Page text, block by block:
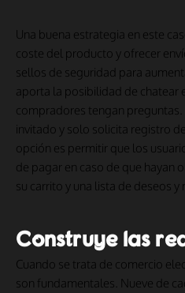
Una buena estrategia en este
coste del producto y ofrecer
sellos de seguridad para
aporta la posibilidad de chatear
compradores tengan
invitado y solo solicita registro
opción es permitir que los
de pagar en caso de que hayan
su carrito y una lista de deseos y
Construye las
Cuando se trata de comercio
son fundamentales. Nueve de